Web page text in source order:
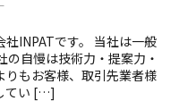
INPATです。 当社は一般
自慢は技術力・提案力・
もお客様、取引先業者様
てい […]